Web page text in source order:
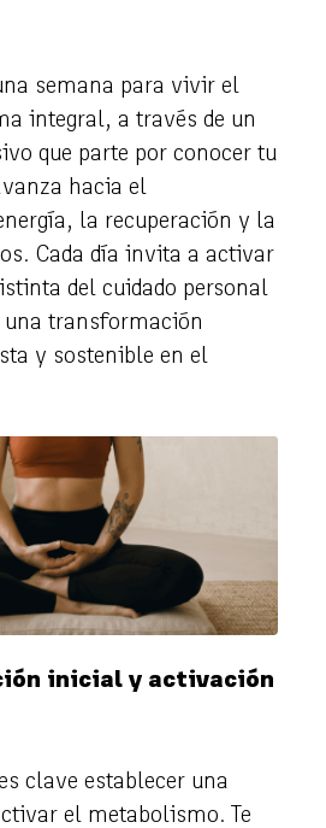
semana para vivir el
integral, a través de un
que parte por conocer tu
hacia el
la recuperación y la
Cada día invita a activar
del cuidado personal
transformación
y sostenible en el
inicial y activación
clave establecer una
el metabolismo. Te